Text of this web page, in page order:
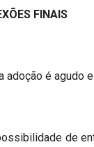
FINAIS
adoção é agudo
de